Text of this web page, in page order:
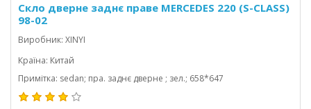
Скло дверне заднє праве MERCEDES 220 (S-CLASS)
98-02
Виробник: XINYI
Країна: Китай
Примітка: sedan; пра. заднє дверне ; зел.; 658*647